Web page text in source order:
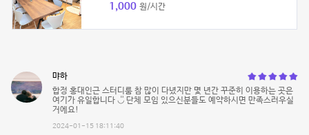
1,000 원/시간
먀하
합정 홍대인근 스터디룸 참 많이 다녔지만 몇 년간 꾸준히 이용하는 곳은
여기가 유일합니다 ◡̎ 단체 모임 있으신분들도 예약하시면 만족스러우실
거에요!
2024-01-15 18:11:40